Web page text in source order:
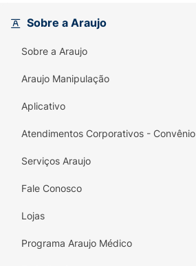
Sobre a Araujo
Sobre a Araujo
Araujo Manipulação
Aplicativo
Atendimentos Corporativos - Convênio
Serviços Araujo
Fale Conosco
Lojas
Programa Araujo Médico